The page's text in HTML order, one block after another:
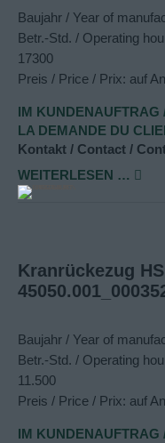
Baujahr / Year of
Betr.-Std. / Operating
17300
Preis / Price / Prix: auf
IM
LA DEMANDE DU
Kontakt / Contact /
WEITERLESEN …
Kranrückezug
Baujahr / Year of
Betr.-Std. / Operating
11.500
Preis / Price / Prix: auf
IM